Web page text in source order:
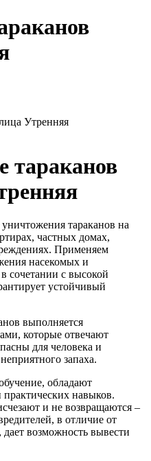
Утренняя
тараканов
тараканов на
частных домах,
Применяем
насекомых и
сочетании с высокой
устойчивый
выполняется
которые отвечают
для человека и
запаха.
обладают
навыков.
и не возвращаются –
в отличие от
возможность вывести